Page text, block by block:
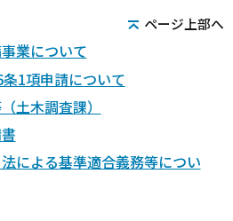
ページ上部へ
業について
1項申請について
土木調査課）
による基準適合義務等につい